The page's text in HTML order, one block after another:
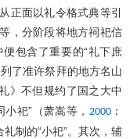
正面以礼令格式典等引
，分阶段将地方祠祀信
包含了重要的“礼下庶
了准许祭拜的地方名山
》不但规约了国之大中
祀”（萧嵩等， 2000：
制的“小祀”。其次，辅